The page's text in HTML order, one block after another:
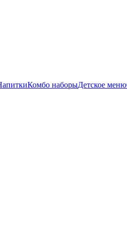
Комбо наборыДетское меню